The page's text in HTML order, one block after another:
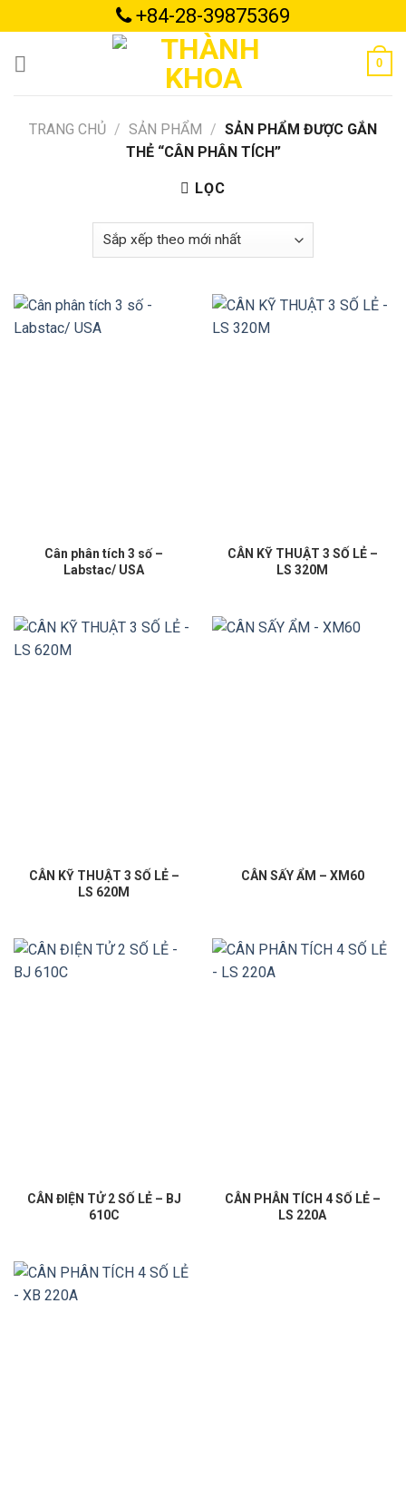
to
content
+84-28-39875369
0
TRANG CHỦ / SẢN PHẨM / SẢN PHẨM ĐƯỢC GẮN
THẺ “CÂN PHÂN TÍCH”
LỌC
Cân phân tích 3 số –
Labstac/ USA
CÂN KỸ THUẬT 3 SỐ LẺ –
LS 320M
CÂN KỸ THUẬT 3 SỐ LẺ –
LS 620M
CÂN SẤY ẨM – XM60
CÂN ĐIỆN TỬ 2 SỐ LẺ – BJ
610C
CÂN PHÂN TÍCH 4 SỐ LẺ –
LS 220A